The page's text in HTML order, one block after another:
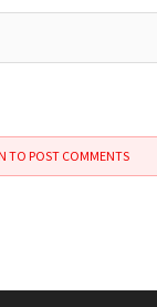
TO POST COMMENTS